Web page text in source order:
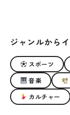
ジャンルから
スポーツ
音楽
カルチャー